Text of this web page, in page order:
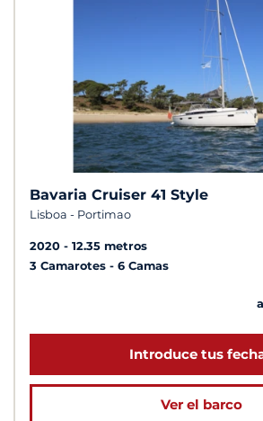
Bavaria Cruiser 41 Style
Lisboa - Portimao
2020
12.35 metros
3 Camarotes
6 Camas
Introduce tus
Ver el barco